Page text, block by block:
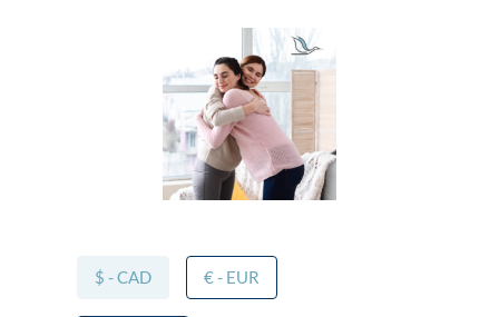
$ - CAD € - EUR